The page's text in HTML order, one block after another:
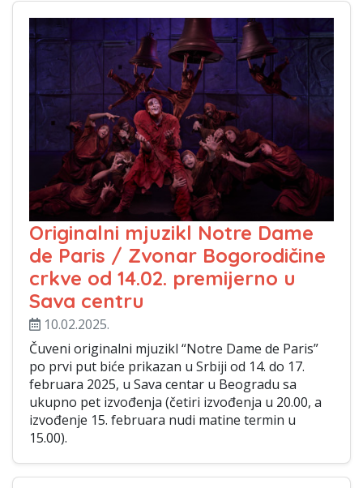
Originalni mjuzikl Notre Dame
de Paris / Zvonar Bogorodičine
crkve od 14.02. premijerno u
Sava centru
10.02.2025.
Čuveni originalni mjuzikl “Notre Dame de Paris”
po prvi put biće prikazan u Srbiji od 14. do 17.
februara 2025, u Sava centar u Beogradu sa
ukupno pet izvođenja (četiri izvođenja u 20.00, a
izvođenje 15. februara nudi matine termin u
15.00).